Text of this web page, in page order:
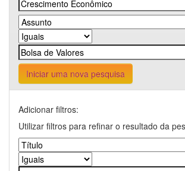
Iniciar uma nova pesquisa
Adicionar filtros:
Utilizar filtros para refinar o resultado da